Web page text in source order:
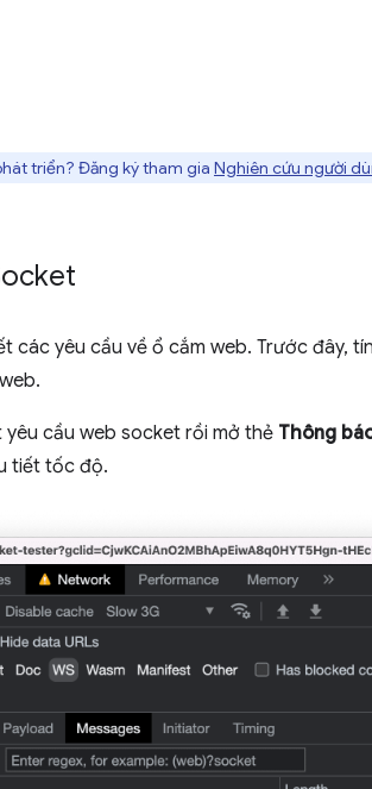
triển? Đăng ký tham gia Nghiên cứu người
các yêu cầu về ổ cắm web. Trước đây,
yêu cầu web socket rồi mở thẻ Thông
tiết tốc độ.